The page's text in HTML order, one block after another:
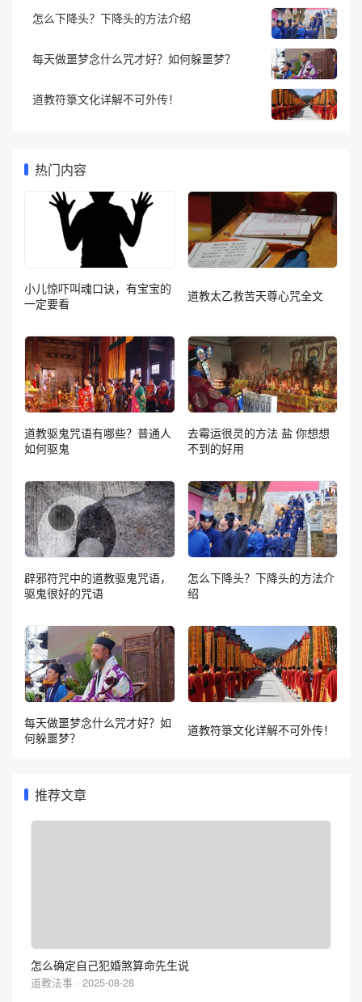
怎么下降头？下降头的方法介绍
每天做噩梦念什么咒才好？如何躲噩梦？
道教符箓文化详解不可外传！
热门内容
小儿惊吓叫魂口诀，有宝宝的
一定要看
道教太乙救苦天尊心咒全文
道教驱鬼咒语有哪些？普通人
如何驱鬼
去霉运很灵的方法 盐 你想想
不到的好用
辟邪符咒中的道教驱鬼咒语，
驱鬼很好的咒语
怎么下降头？下降头的方法介
绍
每天做噩梦念什么咒才好？如
何躲噩梦？
道教符箓文化详解不可外传！
推荐文章
怎么确定自己犯婚煞算命先生说
道教法事 · 2025-08-28